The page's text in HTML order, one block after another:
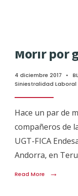
Morir por
4 diciembre 2017 •
Siniestralidad Laboral
Hace un par de
compañeros de
UGT-FICA
Andorra, en
Read More →